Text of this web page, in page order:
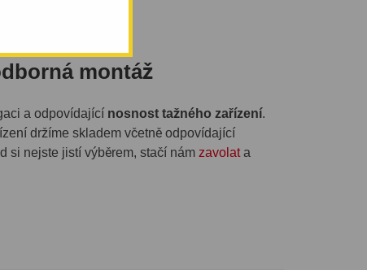
montáž
a odpovídající nosnost tažného zařízení.
držíme skladem včetně odpovídající
si nejste jistí výběrem, stačí nám zavolata